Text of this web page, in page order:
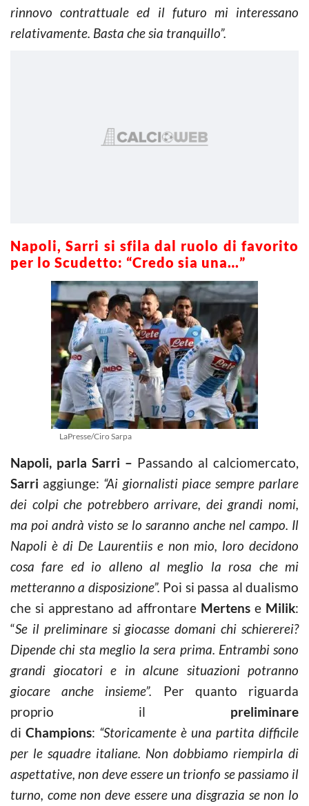
rinnovo contrattuale ed il futuro mi interessano
relativamente. Basta che sia tranquillo”.
Napoli, Sarri si sfila dal ruolo di favorito
per lo Scudetto: “Credo sia una…”
LaPresse/Ciro Sarpa
Napoli, parla Sarri – Passando al calciomercato,
Sarri aggiunge: “Ai giornalisti piace sempre parlare
dei colpi che potrebbero arrivare, dei grandi nomi,
ma poi andrà visto se lo saranno anche nel campo. Il
Napoli è di De Laurentiis e non mio, loro decidono
cosa fare ed io alleno al meglio la rosa che mi
metteranno a disposizione”. Poi si passa al dualismo
che si apprestano ad affrontare Mertens e Milik:
“Se il preliminare si giocasse domani chi schiererei?
Dipende chi sta meglio la sera prima. Entrambi sono
grandi giocatori e in alcune situazioni potranno
giocare anche insieme”. Per quanto riguarda
proprio il preliminare
di Champions: “Storicamente è una partita difficile
per le squadre italiane. Non dobbiamo riempirla di
aspettative, non deve essere un trionfo se passiamo il
turno, come non deve essere una disgrazia se non lo